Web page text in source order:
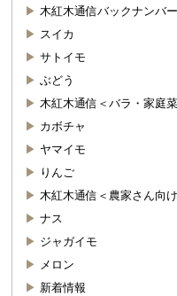
木紅木通信バックナンバー
スイカ
サトイモ
ぶどう
木紅木通信＜バラ・家庭
カボチャ
ヤマイモ
りんご
木紅木通信＜農家さん向
ナス
ジャガイモ
メロン
新着情報